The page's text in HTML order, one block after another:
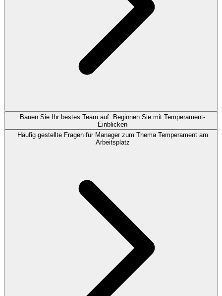
Bauen Sie Ihr bestes Team auf: Beginnen Sie mit Temperament-
Einblicken
Häufig gestellte Fragen für Manager zum Thema Temperament am
Arbeitsplatz